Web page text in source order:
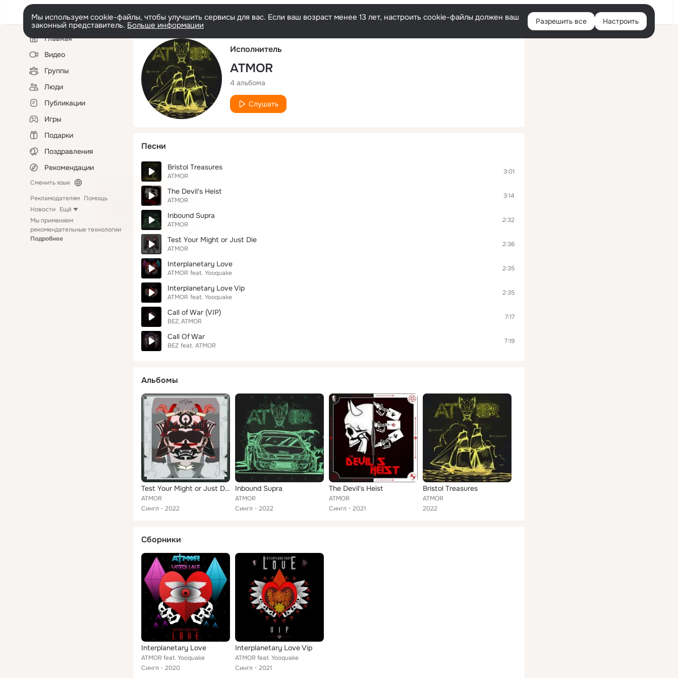
Русский Войти
Мы используем cookie-файлы, чтобы улучшить сервисы для вас. Если ваш возраст менее 13 лет, настроить cookie-файлы должен ваш
законный представитель. Больше информации Разрешить все Настроить
Левая
колонкаГлавная
Видео
Группы
Люди
Публикации
Игры
Подарки
Поздравления
Рекомендации
Сменить язык
Рекламодателям Помощь
Новости Ещё
Мы применяем
рекомендательные технологии
Подробнее
Исполнитель
ATMOR
4 альбома
Слушать
Песни
Bristol Treasures
ATMOR
3:01
The Devil's Heist
ATMOR
3:14
Inbound Supra
ATMOR
2:32
Test Your Might or Just Die
ATMOR
2:36
Interplanetary Love
ATMOR feat. Yooquake
2:35
Interplanetary Love Vip
ATMOR feat. Yooquake
2:35
Call of War (VIP)
BEZ ATMOR
7:17
Call Of War
BEZ feat. ATMOR
7:19
Альбомы
Test Your Might or Just Die
ATMOR
Сингл
2022
Inbound Supra
ATMOR
Сингл
2022
The Devil's Heist
ATMOR
Сингл
2021
Bristol Treasures
ATMOR
2022
Сборники
Interplanetary Love
ATMOR feat. Yooquake
Сингл
2020
Interplanetary Love Vip
ATMOR feat. Yooquake
Сингл
2021